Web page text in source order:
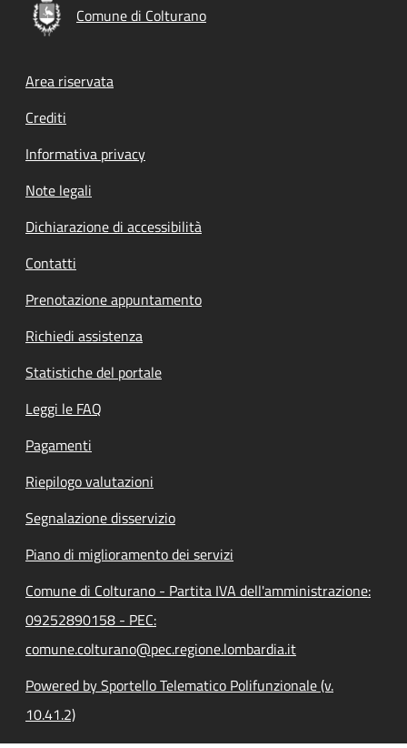
Comune di Colturano
Footer menu
Area riservata
Crediti
Informativa privacy
Note legali
Dichiarazione di accessibilità
Contatti
Prenotazione appuntamento
Richiedi assistenza
Statistiche del portale
Leggi le FAQ
Pagamenti
Riepilogo valutazioni
Segnalazione disservizio
Piano di miglioramento dei servizi
Comune di Colturano - Partita IVA dell'amministrazione:
09252890158 - PEC:
comune.colturano@pec.regione.lombardia.it
Powered by Sportello Telematico Polifunzionale (v.
10.41.2)